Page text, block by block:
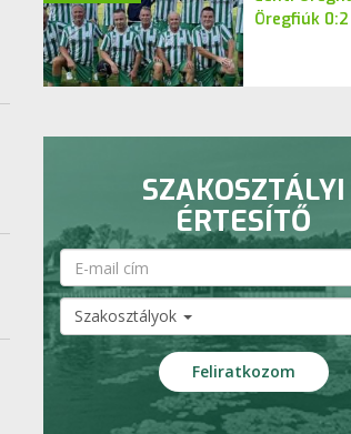
Öregfiúk
SZAKOSZTÁLYI
ÉRTESÍTŐ
Szakosztályok